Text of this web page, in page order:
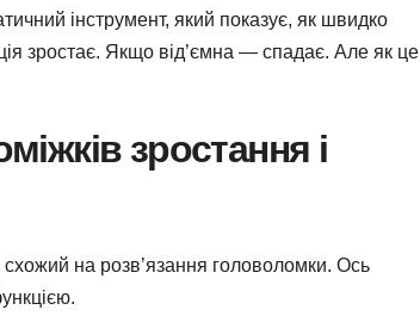
інструмент, який показує, як швидко
зростає. Якщо від’ємна — спадає. Але як це
зростання і
на розв’язання головоломки. Ось